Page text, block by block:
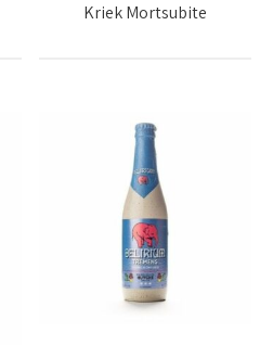
Kriek Mortsubite